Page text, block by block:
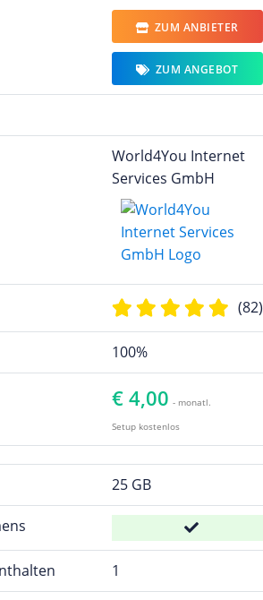
ZUM ANBIETER
ZUM ANGEBOT
World4You Internet
Services GmbH
(82)
100%
€ 4,00 - monatl.
Setup kostenlos
25 GB
1